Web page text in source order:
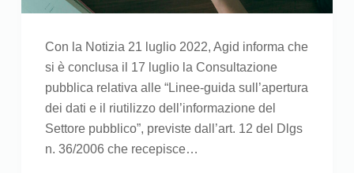
Con la Notizia 21 luglio 2022, Agid informa che
si è conclusa il 17 luglio la Consultazione
pubblica relativa alle “Linee-guida sull’apertura
dei dati e il riutilizzo dell’informazione del
Settore pubblico”, previste dall’art. 12 del Dlgs
n. 36/2006 che recepisce…